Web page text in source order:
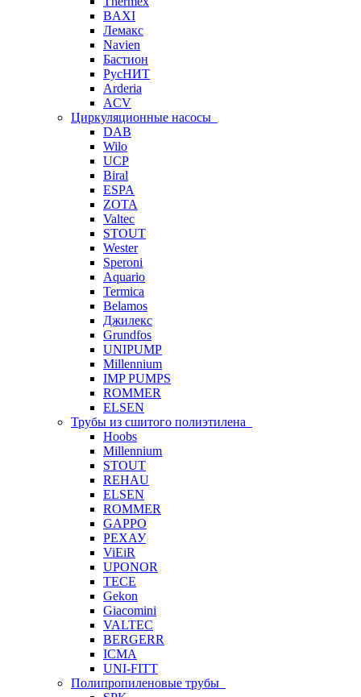
BAXI
Лемакс
Navien
Бастион
РусНИТ
Arderia
ACV
Циркуляционные насосы
DAB
Wilo
UCP
Biral
ESPA
ZOTA
Valtec
STOUT
Wester
Speroni
Aquario
Termica
Belamos
Джилекс
Grundfos
UNIPUMP
Millennium
IMP PUMPS
ROMMER
ELSEN
Трубы из сшитого полиэтилена
Hoobs
Millennium
STOUT
REHAU
ELSEN
ROMMER
GAPPO
РЕХАУ
ViEiR
UPONOR
TECE
Gekon
Giacomini
VALTEC
BERGERR
ICMA
UNI-FITT
Полипропиленовые трубы